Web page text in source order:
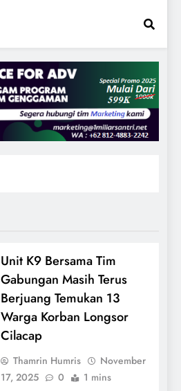
Unit K9 Bersama Tim
Gabungan Masih Terus
Berjuang Temukan 13
Warga Korban Longsor
Cilacap
Thamrin Humris
November
17, 2025
0 1 mins